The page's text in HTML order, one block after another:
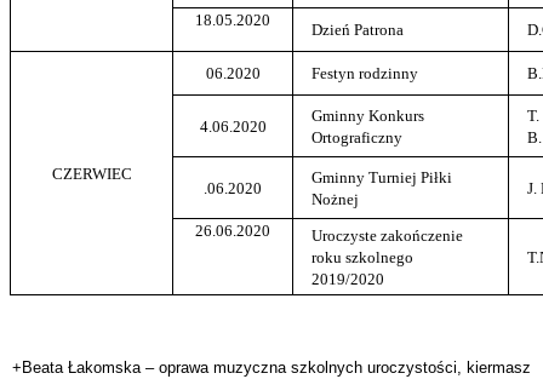
18.05.2020
Dzień Patrona
CZERWIEC
06.2020 Festyn rodzinny
4.06.2020
Gminny Konkurs
Ortograficzny
.06.2020
Gminny Turniej Piłki
Nożnej
J.
26.06.2020
Uroczyste zakończenie
roku szkolnego
2019/2020
+ Beata Łakomska – oprawa muzyczna szkolnych uroczystości, kiermasz